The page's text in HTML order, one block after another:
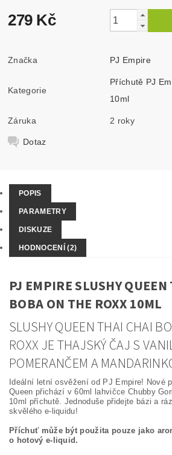
279 Kč
Značka PJ Empire
Kategorie
Příchutě PJ
10ml
Záruka 2 roky
Dotaz
POPIS
PARAMETRY
DISKUZE
HODNOCENÍ (2)
PJ EMPIRE SLUSHY
BOBA ON THE ROXX 10ML
SLUSHY QUEEN THAI CHAI
ROXX JE THAJSKÝ ČAJ S
POMERANČEM A
Ideální letní osvěžení od PJ Empire! Nové
Queen přichází v 60ml lahvičce Chubby
10ml příchutě. Jednoduše přidejte bázi a
skvělého e-liquidu!
Příchuť může být použita pouze jako
o hotový e-liquid.